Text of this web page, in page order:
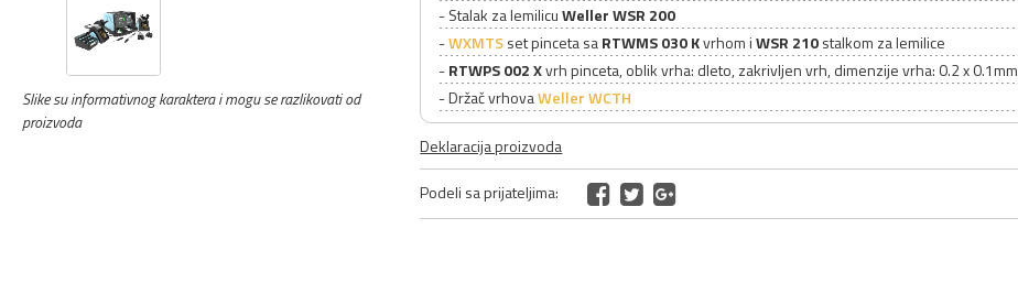
Slike su informativnog karaktera i mogu se razlikovati od
proizvoda
- Stalak za lemilicuWeller WSR 200
-WXMTSset pinceta saRTWMS 030 Kvrhom iWSR 210stalkom za lemilice
-RTWPS 002 Xvrh pinceta, oblik vrha: dleto, zakrivljen vrh, dimenzije vrha: 0.2 x 0.1mm
- Držač vrhovaWeller WCTH
Deklaracija proizvoda
Podeli sa prijateljima: